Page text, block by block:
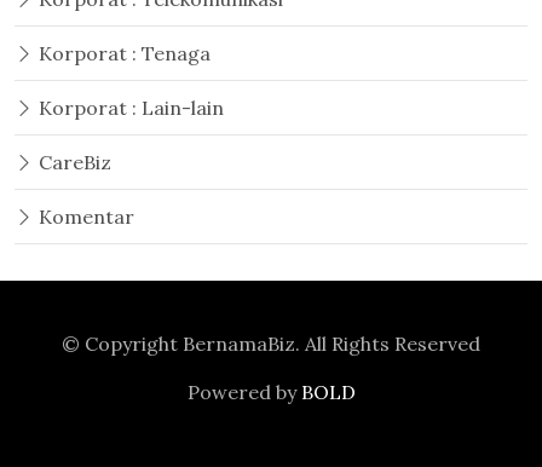
Korporat : Tenaga
Korporat : Lain-lain
CareBiz
Komentar
© Copyright BernamaBiz. All Rights Reserved
Powered by BOLD